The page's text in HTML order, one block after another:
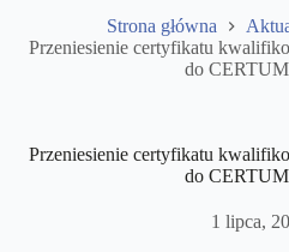
Strona główna
Przeniesienie certyfikatu
do CERTUM
Przeniesienie certyfikatu
do CERTUM
1 lipca,